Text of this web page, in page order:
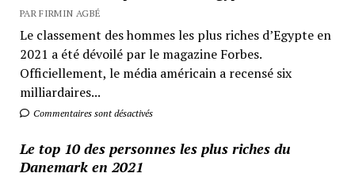
PAR FIRMIN AGBÉ
Le classement des hommes les plus riches d’Egypte en
2021 a été dévoilé par le magazine Forbes.
Officiellement, le média américain a recensé six
milliardaires...
Commentaires sont désactivés
Le top 10 des personnes les plus riches du
Danemark en 2021